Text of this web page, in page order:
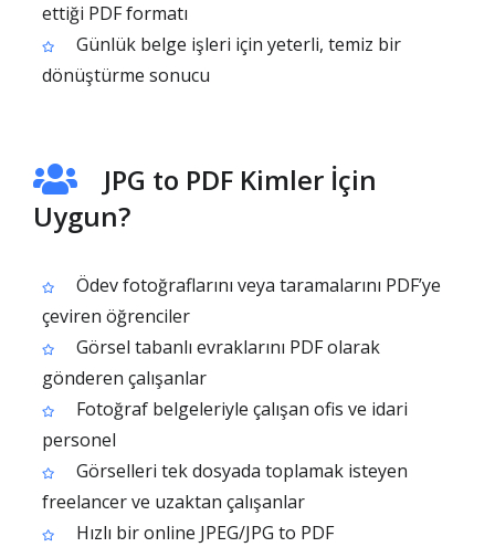
ettiği PDF formatı
Günlük belge işleri için yeterli, temiz bir
dönüştürme sonucu
JPG to PDF Kimler İçin
Uygun?
Ödev fotoğraflarını veya taramalarını PDF’ye
çeviren öğrenciler
Görsel tabanlı evraklarını PDF olarak
gönderen çalışanlar
Fotoğraf belgeleriyle çalışan ofis ve idari
personel
Görselleri tek dosyada toplamak isteyen
freelancer ve uzaktan çalışanlar
Hızlı bir online JPEG/JPG to PDF